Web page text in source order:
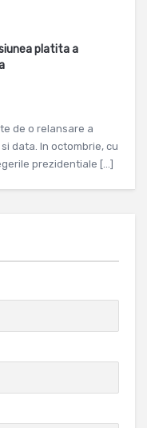
platita a
de o relansare a
data. In octombrie, cu
prezidentiale […]